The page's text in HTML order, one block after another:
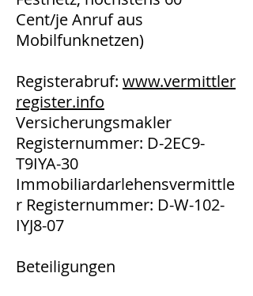
Cent/je Anruf aus
Mobilfunknetzen)
Registerabruf: www.vermittler
register.info
Versicherungsmakler
Registernummer: D-2EC9-
T9IYA-30
Immobiliardarlehensvermittle
r Registernummer: D-W-102-
IYJ8-07
Beteiligungen